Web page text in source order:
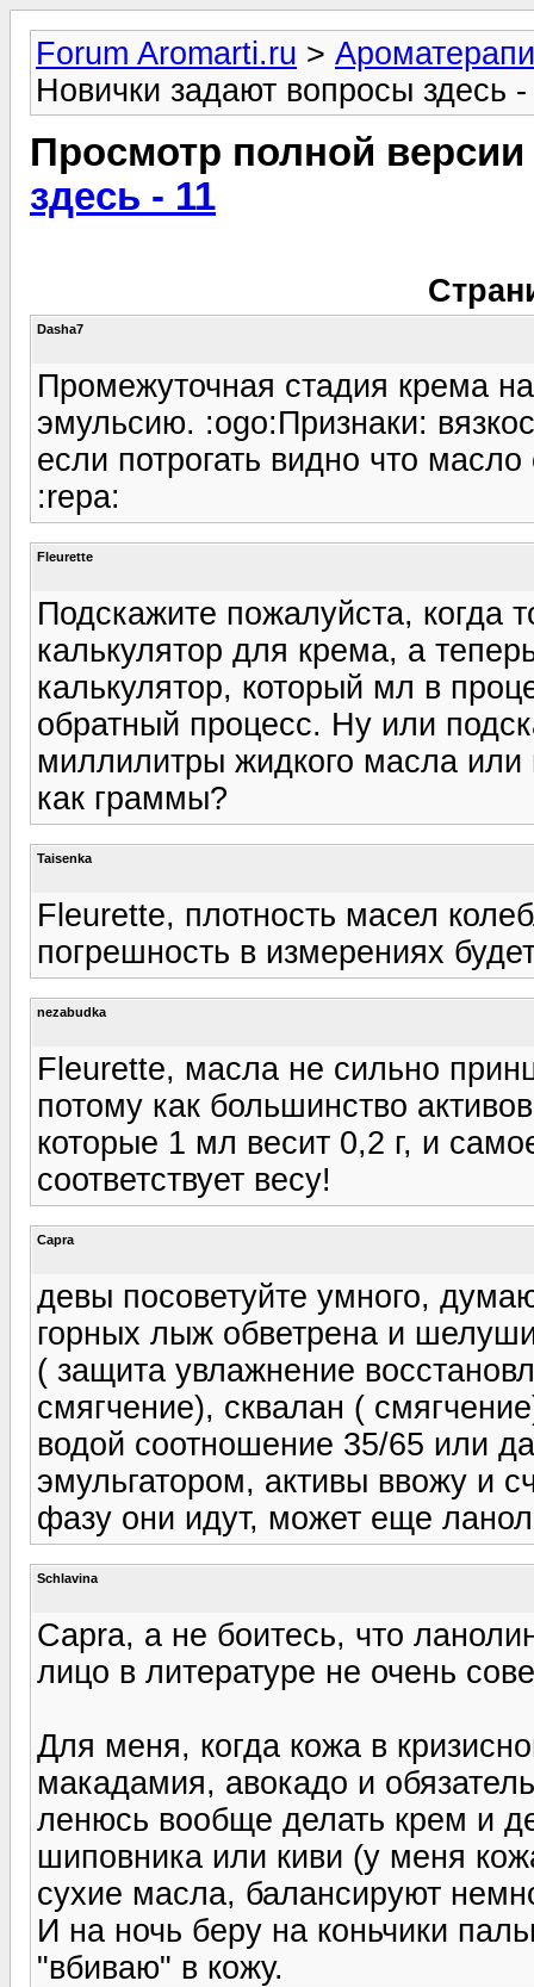
Forum Aromarti.ru >
Новички задают вопросы здесь -
Просмотр полной
здесь - 11
Dasha7
Промежуточная стадия крема
эмульсию. :ogo:Признаки:
если потрогать видно что
:repa:
Fleurette
Подскажите пожалуйста, когда
калькулятор для крема, а
калькулятор, который мл в
обратный процесс. Ну или
миллилитры жидкого масла или
как граммы?
Taisenka
Fleurette, плотность масел
погрешность в измерениях
nezabudka
Fleurette, масла не сильно
потому как большинство
которые 1 мл весит 0,2 г, и
соответствует весу!
Capra
девы посоветуйте умного,
горных лыж обветрена и
( защита увлажнение
смягчение), сквалан (
водой соотношение 35/65 или
эмульгатором, активы ввожу и
фазу они идут, может еще
Schlavina
Capra, а не боитесь, что
лицо в литературе не очень
Для меня, когда кожа в
макадамия, авокадо и
ленюсь вообще делать крем и
шиповника или киви (у меня
сухие масла, балансируют
И на ночь беру на коньчики
"вбиваю" в кожу.